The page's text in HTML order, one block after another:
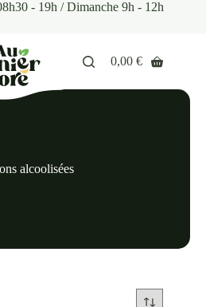
- 19h / Dimanche 9h - 12h
0,00€
alcoolisées